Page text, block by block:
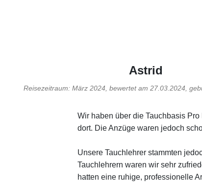
Astrid
Reisezeitraum: März 2024, bewertet am 27.03.2024,
Wir haben über die Tauchbasis
dort. Die Anzüge waren jedoch
Unsere Tauchlehrer stammten
Tauchlehrern waren wir sehr
hatten eine ruhige, professionelle